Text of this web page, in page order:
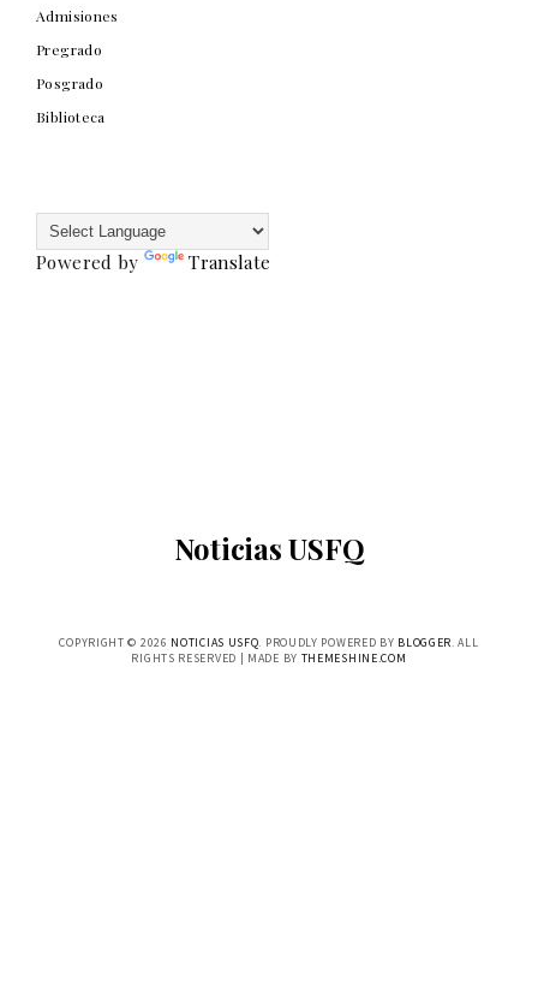
Admisiones
Pregrado
Posgrado
Biblioteca
Powered by Translate
Noticias USFQ
COPYRIGHT © 2026 NOTICIAS USFQ. PROUDLY POWERED BY BLOGGER. ALL
RIGHTS RESERVED | MADE BY THEMESHINE.COM